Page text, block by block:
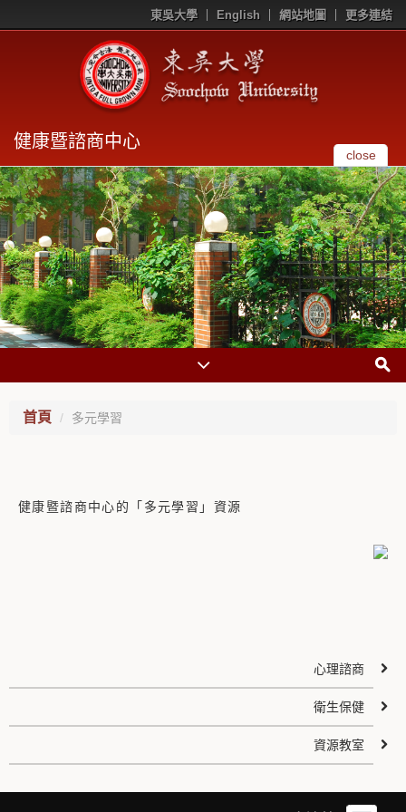
東吳大學 English 網站地圖 更多連結
健康暨諮商中心
close
首頁 多元學習
健康暨諮商中心的「多元學習」資源
心理諮商
衛生保健
資源教室